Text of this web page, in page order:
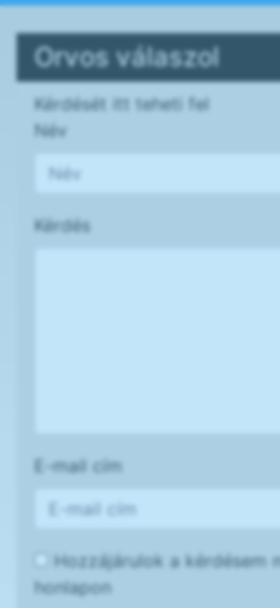
Orvos válaszol
Kérdését itt teheti fel
Név
Kérdés
E-mail cím
Hozzájárulok a kérdésem
honlapon